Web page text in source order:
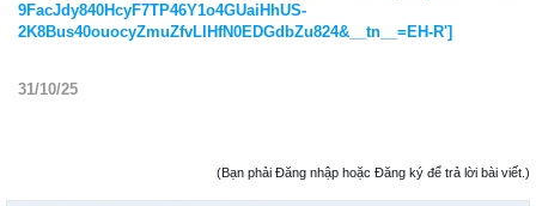
9FacJdy840HcyF7TP46Y1o4GUaiHhUS-
2K8Bus40ouocyZmuZfvLIHfN0EDGdbZu824&__tn__=EH-R']
31/10/25
(Bạn phải Đăng nhập hoặc Đăng ký để trả lời bài viết.)